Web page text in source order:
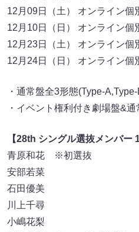
12月09日（土） オンライン個
12月10日（日） オンライン個
12月23日（土） オンライン個
12月24日（日） オンライン個
・通常盤全3形態(Type-
・イベント権利付き劇場盤&
【28th シングル選抜メンバー
青原和花 ※初選抜
安部若菜
石田優美
川上千尋
小嶋花梨